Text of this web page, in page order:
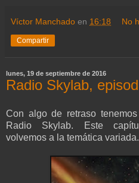
Víctor Manchado en 16:18 No
Compartir
lunes, 19 de septiembre de 2016
Radio Skylab,
Con algo de retraso
Radio Skylab. Este
volvemos a la temática variada.